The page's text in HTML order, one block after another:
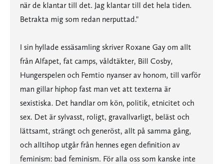
när de klantar till det. Jag klantar till det hela tiden.
Betrakta mig som redan nerputtad."
I sin hyllade essäsamling skriver Roxane Gay om allt
från Alfapet, fat camps, våldtäkter, Bill Cosby,
Hungerspelen och Femtio nyanser av honom, till varför
man gillar hiphop fast man vet att texterna är
sexistiska. Det handlar om kön, politik, etnicitet och
sex. Det är sylvasst, roligt, gravallvarligt, beläst och
lättsamt, strängt och generöst, allt på samma gång,
och alltihop utgår från hennes egen definition av
feminism: bad feminism. För alla oss som kanske inte